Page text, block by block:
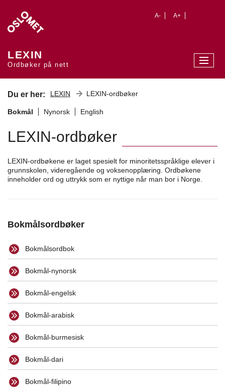
LEXIN
Ordbøker på nett
A- A+
Du er her: LEXIN LEXIN-ordbøker
Bokmål Nynorsk English
LEXIN-ordbøker
LEXIN-ordbøkene er laget spesielt for minoritetsspråklige elever i
grunnskolen, videregående og voksenopplæring. Ordbøkene
inneholder ord og uttrykk som er nyttige når man bor i Norge.
Bokmålsordbøker
Bokmålsordbok
Bokmål-nynorsk
Bokmål-engelsk
Bokmål-arabisk
Bokmål-burmesisk
Bokmål-dari
Bokmål-filipino